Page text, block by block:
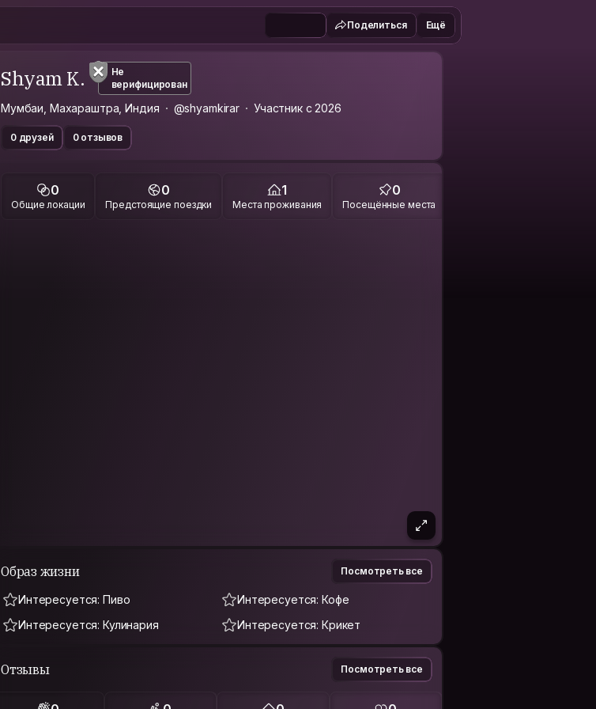
Поделиться Ещё
Shyam K.
Не
верифицирован
Мумбаи, Махараштра, Индия @shyamkirar Участник с 2026
0 друзей 0 отзывов
0
Общие локации
0
Предстоящие поездки
1
Места проживания
0
Посещённые места
Образ жизни Посмотреть все
Интересуется: Пиво
Интересуется: Кофе
Интересуется: Кулинария
Интересуется: Крикет
Отзывы Посмотреть все